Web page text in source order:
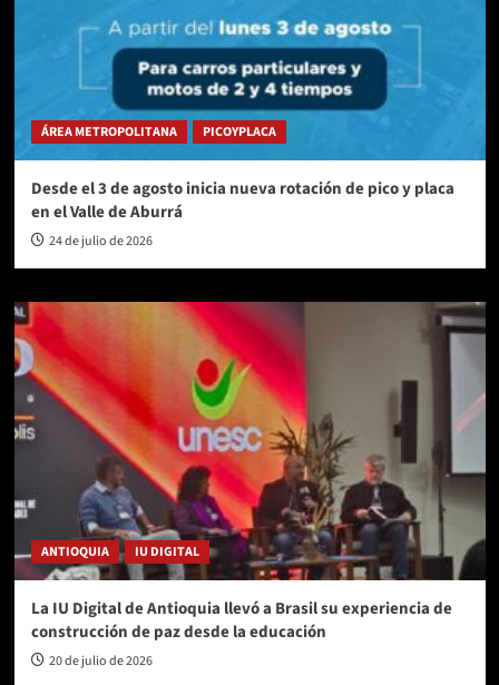
ÁREA METROPOLITANA PICOYPLACA
Desde el 3 de agosto inicia nueva rotación de pico y placa
en el Valle de Aburrá
24 de julio de 2026
ANTIOQUIA IU DIGITAL
La IU Digital de Antioquia llevó a Brasil su experiencia de
construcción de paz desde la educación
20 de julio de 2026